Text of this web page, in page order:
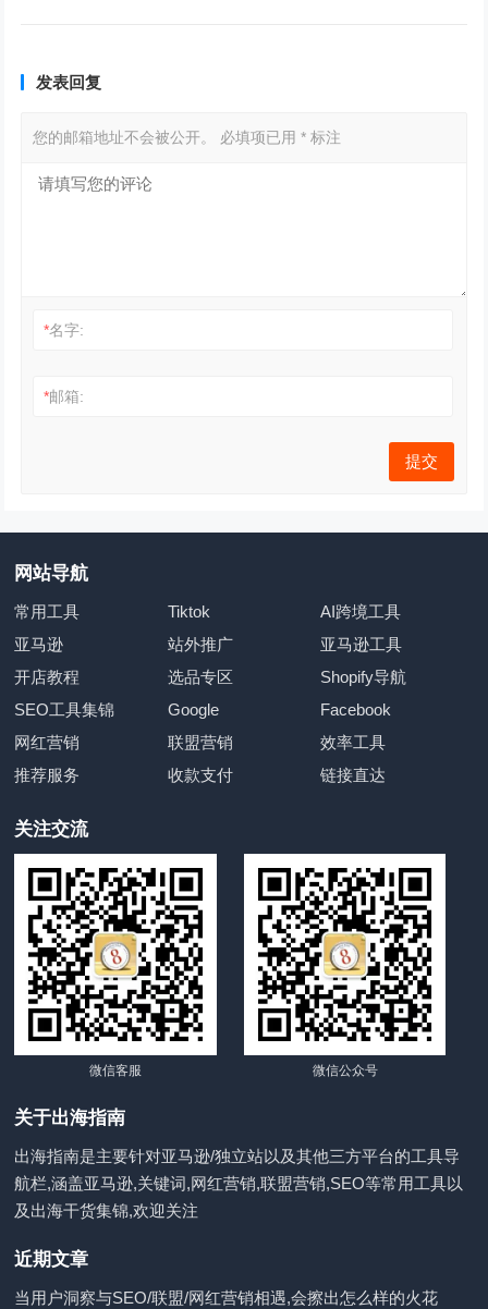
发表回复
您的邮箱地址不会被公开。 必填项已用* 标注
*名字:
*邮箱:
网站导航
常用工具 Tiktok
AI跨境工具
亚马逊
站外推广
亚马逊工具
开店教程
选品专区
Shopify导航
SEO工具集锦
Google
Facebook
网红营销
联盟营销
效率工具
推荐服务
收款支付 链接直达
关注交流
微信客服 微信公众号
关于出海指南
出海指南是主要针对亚马逊/独立站以及其他三方平台的工具导
航栏,涵盖亚马逊,关键词,网红营销,联盟营销,SEO等常用工具以
及出海干货集锦,欢迎关注
近期文章
当用户洞察与SEO/联盟/网红营销相遇,会擦出怎么样的火花